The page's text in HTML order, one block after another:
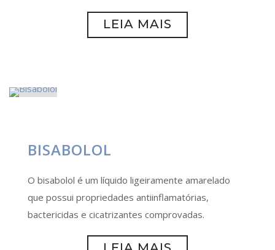
LEIA MAIS
BISABOLOL
O bisabolol é um líquido ligeiramente amarelado
que possui propriedades antiinflamatórias,
bactericidas e cicatrizantes comprovadas.